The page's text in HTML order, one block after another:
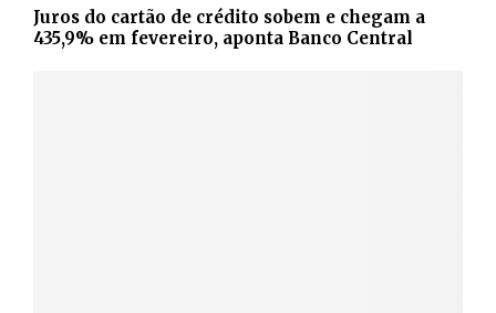
Juros do cartão de crédito sobem e chegam a
435,9% em fevereiro, aponta Banco Central